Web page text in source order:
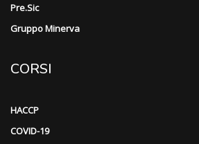
Pre.Sic
Gruppo Minerva
CORSI
HACCP
COVID-19